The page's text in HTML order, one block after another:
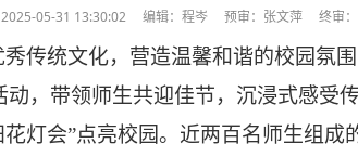
2025-05-31 13:30:02 编辑：程岑 预审：张文萍 终审
传统文化，营造温馨和谐的校园氛围
动，带领师生共迎佳节，沉浸式感受
灯会”点亮校园。近两百名师生组成